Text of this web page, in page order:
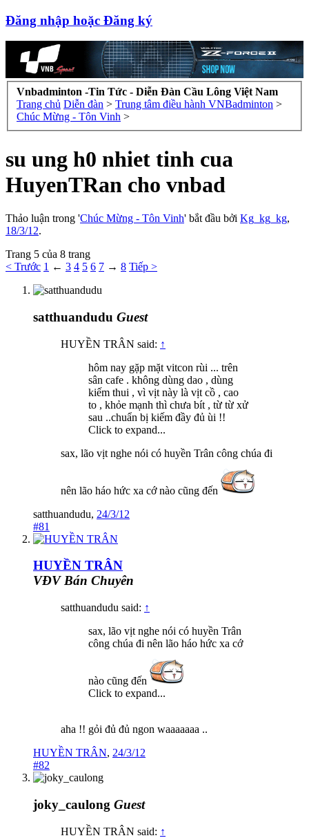
Đăng nhập hoặc Đăng ký
Vnbadminton -Tin Tức - Diễn Đàn Cầu Lông Việt Nam
Trang chủ Diễn đàn > Trung tâm điều hành VNBadminton >
Chúc Mừng - Tôn Vinh >
su ung h0 nhiet tinh cua
HuyenTRan cho vnbad
Thảo luận trong 'Chúc Mừng - Tôn Vinh' bắt đầu bởi Kg_kg_kg,
18/3/12.
Trang 5 của 8 trang
< Trước 1 ← 3 4 5 6 7 → 8 Tiếp >
satthuandudu Guest
HUYỀN TRÂN said: ↑
hôm nay gặp mặt vitcon rùi ... trên
sân cafe . không dùng dao , dùng
kiếm thui , vì vịt này là vịt cồ , cao
to , khỏe mạnh thì chưa bít , từ từ xử
sau ..chuẩn bị kiếm đầy đủ ùi !!
Click to expand...
sax, lão vịt nghe nói có huyền Trân công chúa đi
nên lão háo hức xa cớ nào cũng đến
satthuandudu, 24/3/12
#81
HUYỀN TRÂN
VĐV Bán Chuyên
satthuandudu said: ↑
sax, lão vịt nghe nói có huyền Trân
công chúa đi nên lão háo hức xa cớ
nào cũng đến
Click to expand...
aha !! gỏi đủ đủ ngon waaaaaaa ..
HUYỀN TRÂN, 24/3/12
#82
joky_caulong Guest
HUYỀN TRÂN said: ↑